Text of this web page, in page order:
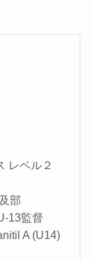
レベル２
部
13監督
A (U14)